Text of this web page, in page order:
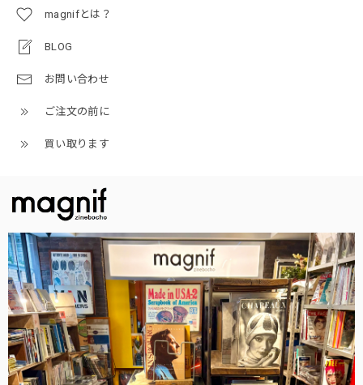
magnifとは？
BLOG
お問い合わせ
ご注文の前に
買い取ります